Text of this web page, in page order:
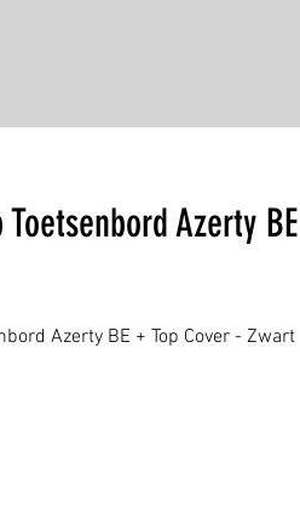
Toetsenbord Azerty
Azerty BE + Top Cover - Zwart